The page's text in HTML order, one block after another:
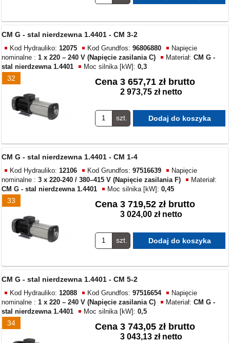
32
CM G - stal nierdzewna 1.4401 - CM 3-2
Kod Hydrauliko:12075 Kod Grundfos:96806880
Napięcie
nominalne :1 x 220 – 240 V (Napięcie zasilania C) Materiał:CM G -
stal nierdzewna 1.4401
Moc silnika [kW]:0,3
Cena 3 657,71 zł brutto
2 973,75 zł netto
szt.
33
CM G - stal nierdzewna 1.4401 - CM 1-4
Kod Hydrauliko:12106 Kod Grundfos:97516639
Napięcie
nominalne :3 x 220-240 / 380–415 V (Napięcie zasilania F)
Materiał:
CM G - stal nierdzewna 1.4401
Moc silnika [kW]:0,45
Cena 3 719,52 zł brutto
3 024,00 zł netto
szt.
34
CM G - stal nierdzewna 1.4401 - CM 5-2
Kod Hydrauliko:12088 Kod Grundfos:97516654
Napięcie
nominalne :1 x 220 – 240 V (Napięcie zasilania C) Materiał:CM G -
stal nierdzewna 1.4401
Moc silnika [kW]:0,5
Cena 3 743,05 zł brutto
3 043,13 zł netto